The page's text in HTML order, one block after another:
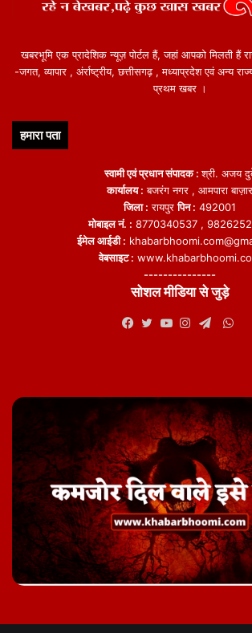
खबरभूमि एक प्रादेशिक न्यूज़ पोर्टल हैं, जहां आपको मिलती हैं
-जगत, व्यापार , अंर्राष्ट्रीय, छत्तीसगढ़ , मध्याप्रदेश एवं अन्य
प्रथम खबर ।
हमारा पता
स्वामी एवं प्रधान संपादक :श्री. अजय
कार्यालय : बजरंग नगर , आमपारा बाज़ार
जिला : रायपुरपिन : 492001
मोबाइल नं. : 8770340537 ,
ईमेल आईडी :
वेबसाइट :
---------------
सोशल मीडिया से जुड़े